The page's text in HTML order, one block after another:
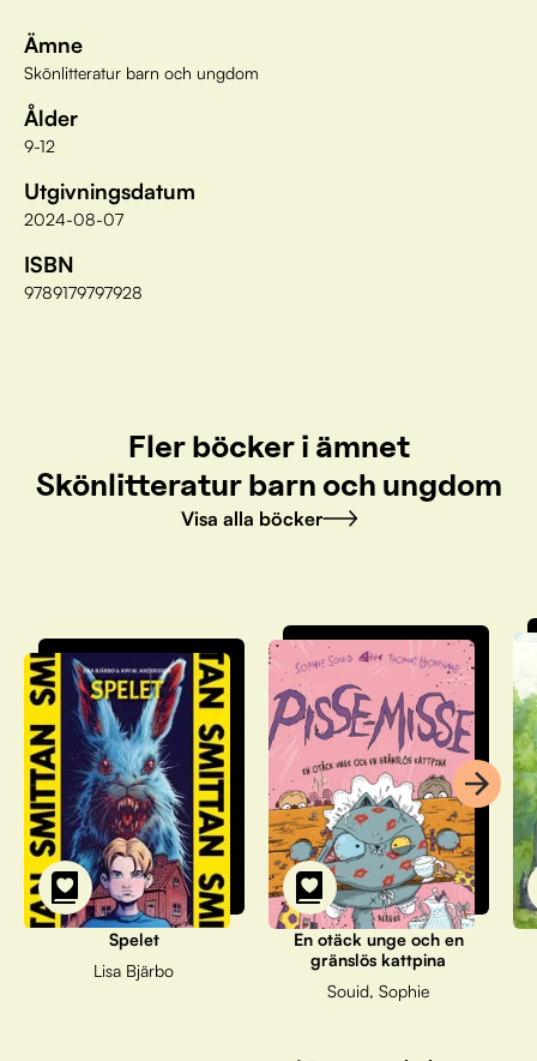
Ämne
Skönlitteratur barn och ungdom
Ålder
9-12
Utgivningsdatum
2024-08-07
ISBN
9789179797928
Fler böcker i ämnet
Skönlitteratur barn och ungdom
Visa alla böcker
Spelet
Lisa Bjärbo
En otäck unge och en
gränslös kattpina
Souid, Sophie